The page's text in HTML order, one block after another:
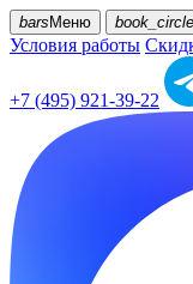
bars Меню book_circle
Условия работы
+7 (495) 921-39-22